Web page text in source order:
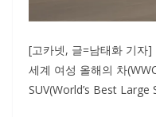
[고카넷, 글=남태화 기자]
세계 여성 올해의 차
SUV(World’s Best Large